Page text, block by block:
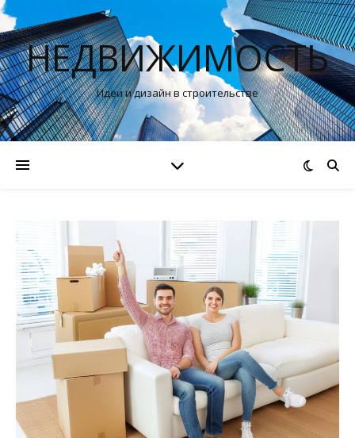
НЕДВИЖИМОСТЬ
Идеи и дизайн в строительстве